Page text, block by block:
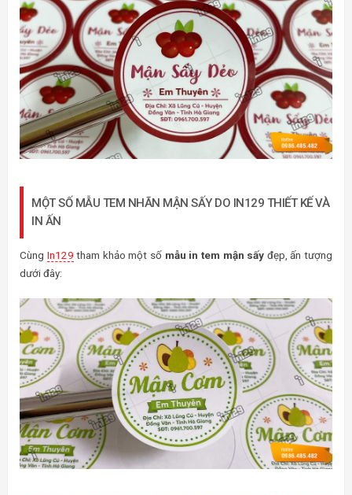
MỘT SỐ MẪU TEM NHÃN MẬN SẤY DO IN129 THIẾT KẾ VÀ
IN ẤN
Cùng In129 tham khảo một số mẫu in tem mận sấy đẹp, ấn tượng
dưới đây: